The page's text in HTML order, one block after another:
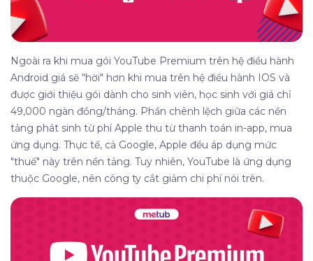
Ngoài ra khi mua gói YouTube Premium trên hệ điều hành
Android giá sẽ “hời" hơn khi mua trên hệ điều hành IOS và
được giới thiệu gói dành cho sinh viên, học sinh với giá chỉ
49,000 ngàn đồng/tháng. Phần chênh lệch giữa các nền
tảng phát sinh từ phí Apple thu từ thanh toán in-app, mua
ứng dụng. Thực tế, cả Google, Apple đều áp dụng mức
"thuế" này trên nền tảng. Tuy nhiên, YouTube là ứng dụng
thuộc Google, nên công ty cắt giảm chi phí nói trên.